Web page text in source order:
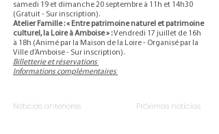
samedi 19 et dimanche 20 septembre à 11h et 14h30
(Gratuit - Sur inscription).
Atelier Famille : « Entre patrimoine naturel et patrimoine
culturel, la Loire à Amboise » :Vendredi 17 juillet de 16h
à 18h (Animé par la Maison de la Loire - Organisé par la
Ville d’Amboise - Sur inscription).
Billetterie et réservations
Informations complémentaires
Noticias anteriores Próximas noticias